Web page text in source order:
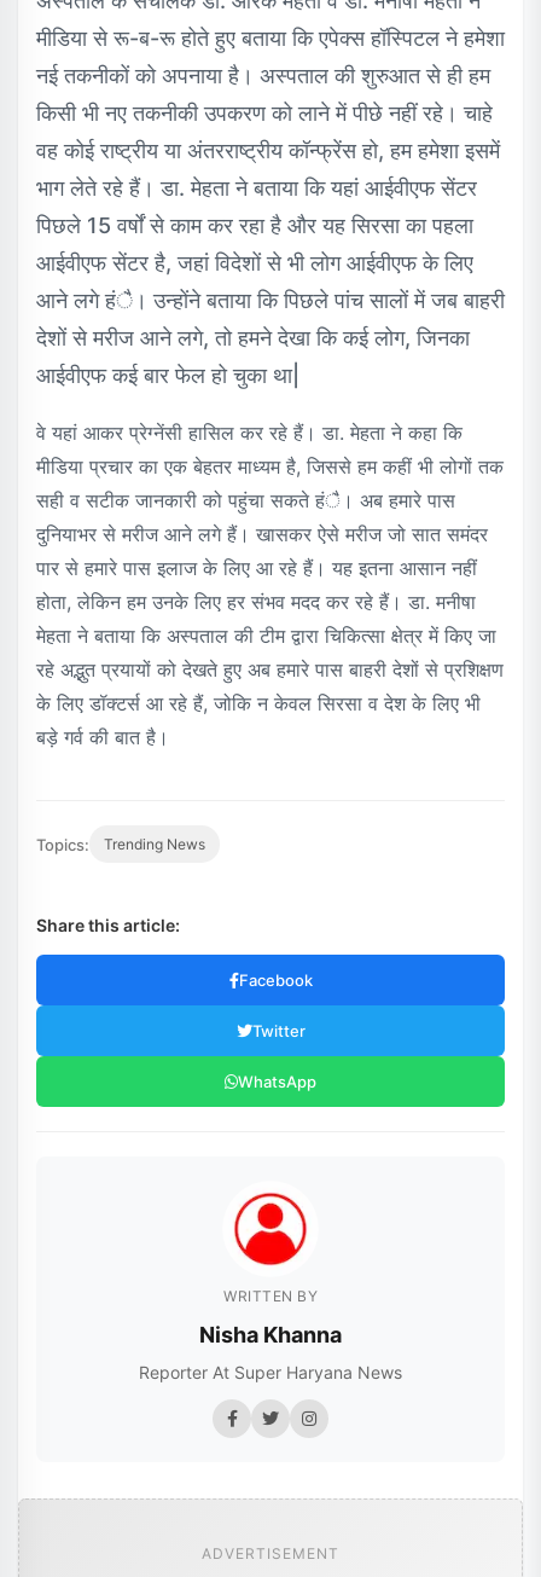
मीडिया से रू-ब-रू होते हुए बताया कि एपेक्स हॉस्पिटल ने हमेशा
नई तकनीकों को अपनाया है। अस्पताल की शुरुआत से ही हम
किसी भी नए तकनीकी उपकरण को लाने में पीछे नहीं रहे। चाहे
वह कोई राष्ट्रीय या अंतरराष्ट्रीय कॉन्फ्रेंस हो, हम हमेशा इसमें
भाग लेते रहे हैं। डा. मेहता ने बताया कि यहां आईवीएफ सेंटर
पिछले 15 वर्षों से काम कर रहा है और यह सिरसा का पहला
आईवीएफ सेंटर है, जहां विदेशों से भी लोग आईवीएफ के लिए
आने लगे हंै। उन्होंने बताया कि पिछले पांच सालों में जब बाहरी
देशों से मरीज आने लगे, तो हमने देखा कि कई लोग, जिनका
आईवीएफ कई बार फेल हो चुका था|
वे यहां आकर प्रेग्नेंसी हासिल कर रहे हैं। डा. मेहता ने कहा कि
मीडिया प्रचार का एक बेहतर माध्यम है, जिससे हम कहीं भी लोगों तक
सही व सटीक जानकारी को पहुंचा सकते हंै। अब हमारे पास
दुनियाभर से मरीज आने लगे हैं। खासकर ऐसे मरीज जो सात समंदर
पार से हमारे पास इलाज के लिए आ रहे हैं। यह इतना आसान नहीं
होता, लेकिन हम उनके लिए हर संभव मदद कर रहे हैं। डा. मनीषा
मेहता ने बताया कि अस्पताल की टीम द्वारा चिकित्सा क्षेत्र में किए जा
रहे अद्भुत प्रयायों को देखते हुए अब हमारे पास बाहरी देशों से प्रशिक्षण
के लिए डॉक्टर्स आ रहे हैं, जोकि न केवल सिरसा व देश के लिए भी
बड़े गर्व की बात है।
Topics: Trending News
Share this article:
Facebook
Twitter
WhatsApp
WRITTEN BY
Nisha Khanna
Reporter At Super Haryana News
ADVERTISEMENT